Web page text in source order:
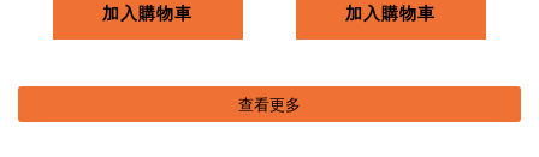
加入購物車 加入購物車
查看更多